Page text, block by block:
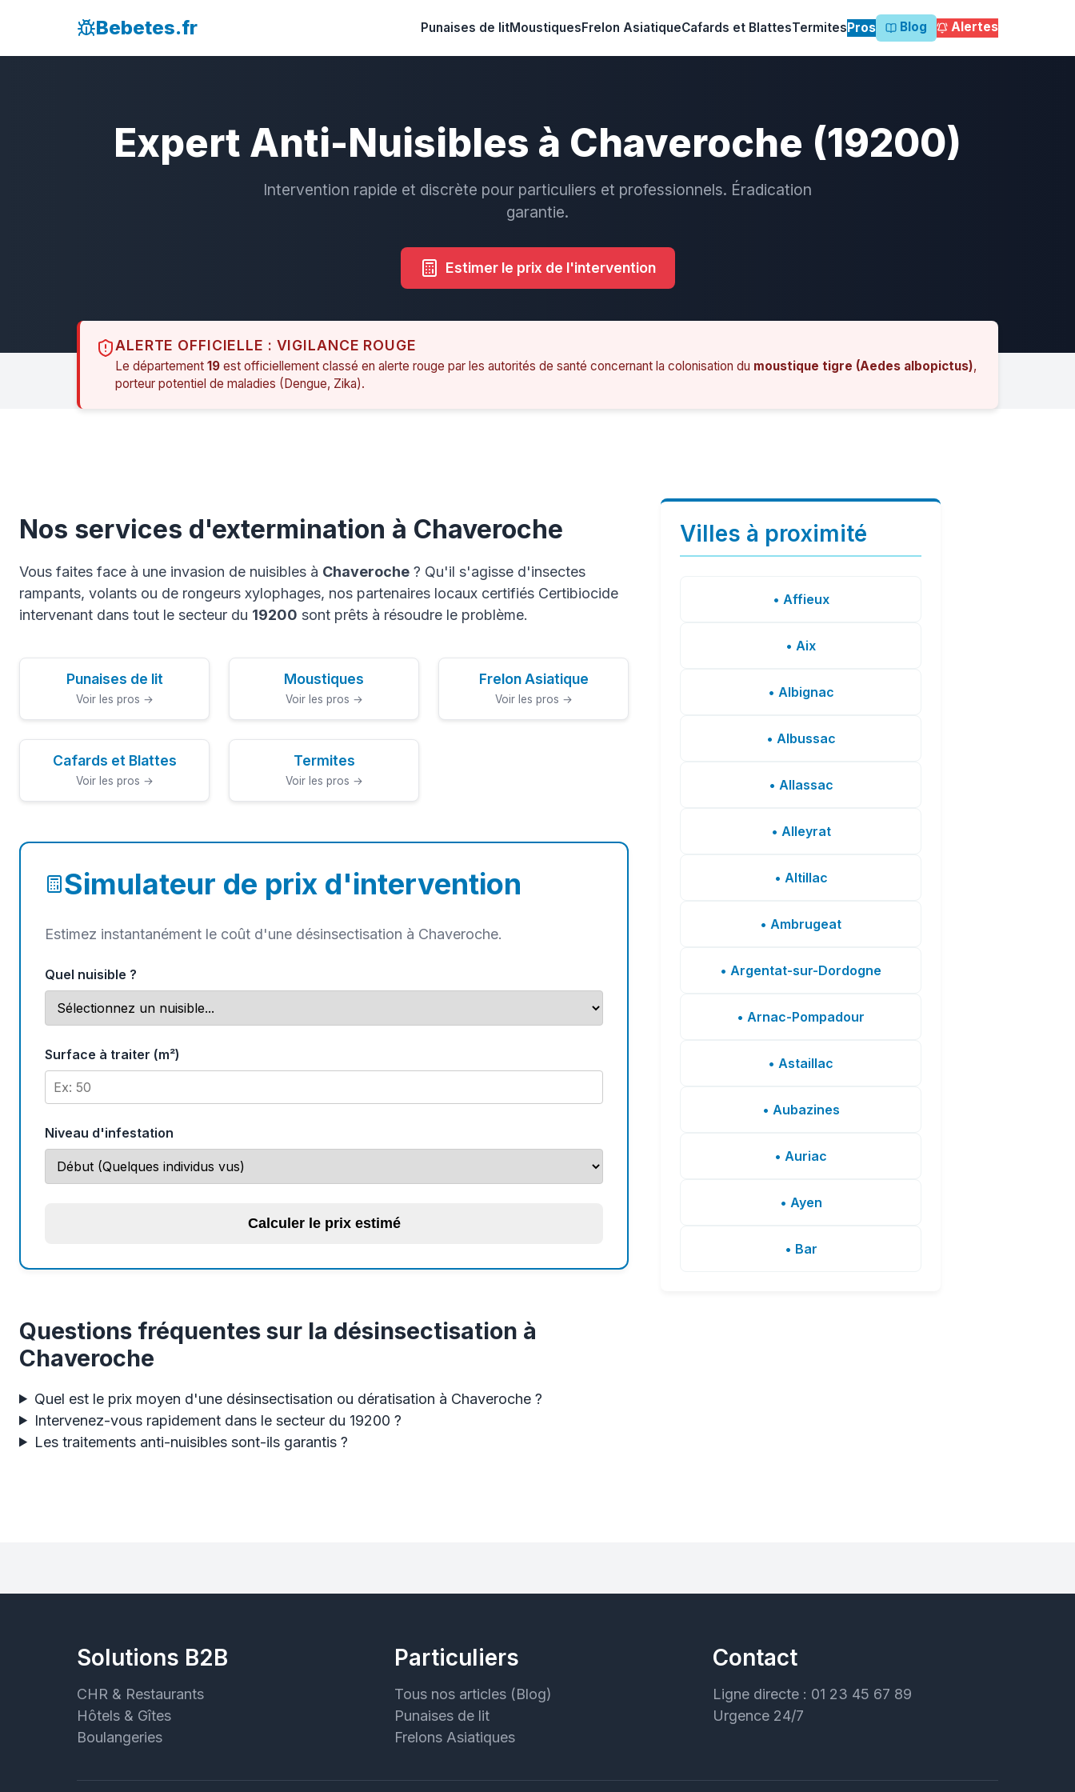
Bebetes.fr Punaises de litMoustiquesFrelon AsiatiqueCafards et BlattesTermitesPros Blog Alertes
Expert Anti-Nuisibles à Chaveroche (19200)
Intervention rapide et discrète pour particuliers et professionnels. Éradication
garantie.
Estimer le prix de l'intervention
ALERTE OFFICIELLE : VIGILANCE ROUGE
Le département 19 est officiellement classé en alerte rouge par les autorités de santé concernant la colonisation du moustique tigre (Aedes albopictus),
porteur potentiel de maladies (Dengue, Zika).
Nos services d'extermination à Chaveroche
Vous faites face à une invasion de nuisibles à Chaveroche ? Qu'il s'agisse d'insectes
rampants, volants ou de rongeurs xylophages, nos partenaires locaux certifiés Certibiocide
intervenant dans tout le secteur du 19200 sont prêts à résoudre le problème.
Punaises de lit
Voir les pros →
Moustiques
Voir les pros →
Frelon Asiatique
Voir les pros →
Cafards et Blattes
Voir les pros →
Termites
Voir les pros →
Simulateur de prix d'intervention
Estimez instantanément le coût d'une désinsectisation à Chaveroche.
Quel nuisible ?
Surface à traiter (m²)
Niveau d'infestation
Calculer le prix estimé
Questions fréquentes sur la désinsectisation à
Chaveroche
Quel est le prix moyen d'une désinsectisation ou dératisation à Chaveroche ?
Intervenez-vous rapidement dans le secteur du 19200 ?
Les traitements anti-nuisibles sont-ils garantis ?
Villes à proximité
• Affieux
• Aix
• Albignac
• Albussac
• Allassac
• Alleyrat
• Altillac
• Ambrugeat
• Argentat-sur-Dordogne
• Arnac-Pompadour
• Astaillac
• Aubazines
• Auriac
• Ayen
• Bar
Solutions B2B
CHR & Restaurants
Hôtels & Gîtes
Boulangeries
Particuliers
Tous nos articles (Blog)
Punaises de lit
Frelons Asiatiques
Contact
Ligne directe : 01 23 45 67 89
Urgence 24/7